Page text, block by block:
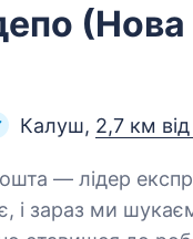
Калуш, 2,7 км
і зараз ми